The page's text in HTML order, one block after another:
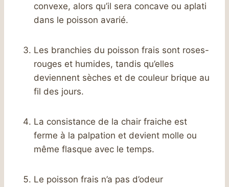
convexe, alors qu’il sera concave ou aplati
dans le poisson avarié.
Les branchies du poisson frais sont roses-
rouges et humides, tandis qu’elles
deviennent sèches et de couleur brique au
fil des jours.
La consistance de la chair fraiche est
ferme à la palpation et devient molle ou
même flasque avec le temps.
Le poisson frais n’a pas d’odeur